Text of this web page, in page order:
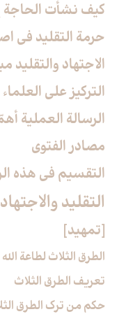
كيف نشأت الحاجة
حرمة التقليد في
الاجتهاد
التركيز على
الرسالة العملية
مصادر الفتوى
التقسيم في هذه
التقليد والاجتهاد
[تمهيد]
الطرق الثلاث لطاعة الله
تعريف الطرق الثلاث
حكم من ترك الطرق